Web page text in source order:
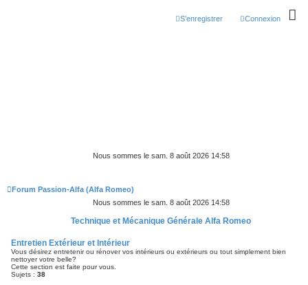
Connexion
S’enregistrer
Nous sommes le sam. 8 août 2026 14:58
Forum Passion-Alfa (Alfa Romeo)
Nous sommes le sam. 8 août 2026 14:58
Technique et Mécanique Générale Alfa Romeo
Entretien Extérieur et Intérieur
Vous désirez entretenir ou rénover vos intérieurs ou extérieurs ou tout simplement bien
nettoyer votre belle?
Cette section est faite pour vous.
Sujets : 38